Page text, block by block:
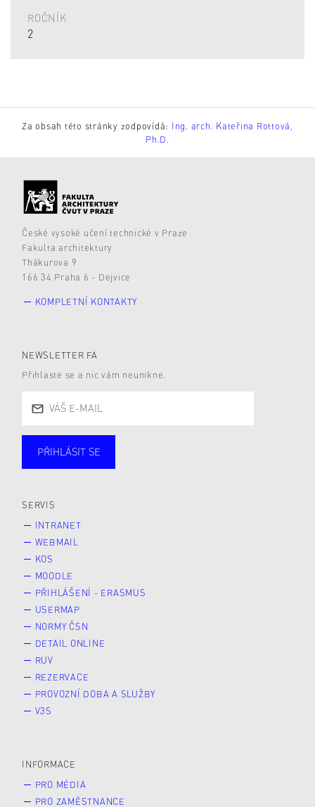
ROČNÍK
2
Za obsah této stránky zodpovídá: Ing. arch. Kateřina Rottová,
Ph.D.
České vysoké učení technické v Praze
Fakulta architektury
Thákurova 9
166 34 Praha 6 - Dejvice
KOMPLETNÍ KONTAKTY
NEWSLETTER FA
Přihlaste se a nic vám neunikne.
PŘIHLÁSIT SE
SERVIS
INTRANET
WEBMAIL
KOS
MOODLE
PŘIHLÁŠENÍ - ERASMUS
USERMAP
NORMY ČSN
DETAIL ONLINE
RUV
REZERVACE
PROVOZNÍ DOBA A SLUŽBY
V3S
INFORMACE
PRO MÉDIA
PRO ZAMĚSTNANCE